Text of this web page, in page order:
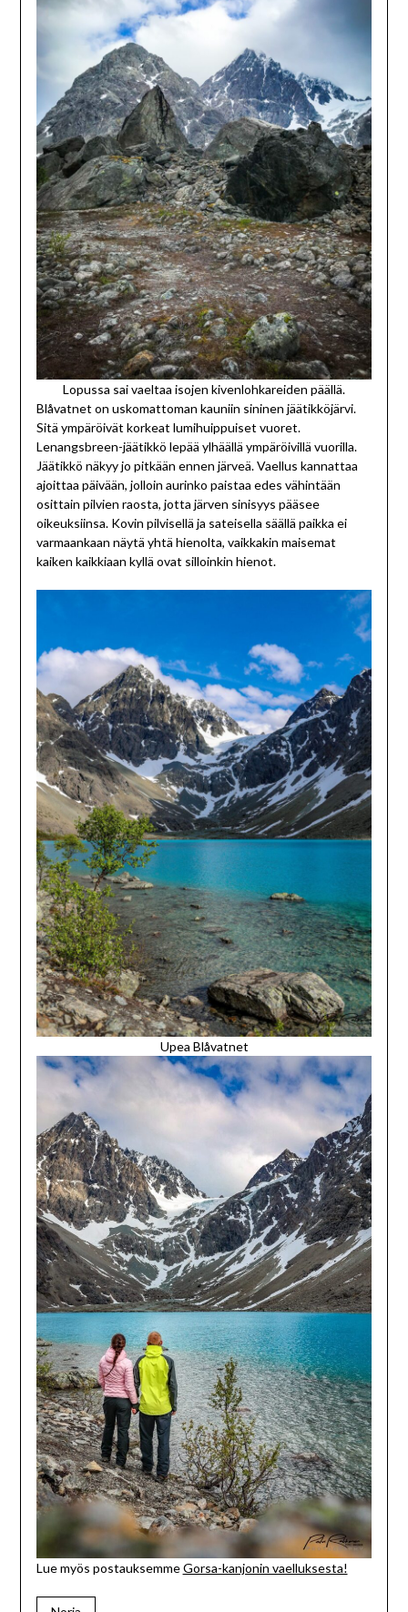
Lopussa sai vaeltaa isojen kivenlohkareiden päällä.
Blåvatnet on uskomattoman kauniin sininen jäätikköjärvi.
Sitä ympäröivät korkeat lumihuippuiset vuoret.
Lenangsbreen-jäätikkö lepää ylhäällä ympäröivillä vuorilla.
Jäätikkö näkyy jo pitkään ennen järveä. Vaellus kannattaa
ajoittaa päivään, jolloin aurinko paistaa edes vähintään
osittain pilvien raosta, jotta järven sinisyys pääsee
oikeuksiinsa. Kovin pilvisellä ja sateisella säällä paikka ei
varmaankaan näytä yhtä hienolta, vaikkakin maisemat
kaiken kaikkiaan kyllä ovat silloinkin hienot.
Upea Blåvatnet
Lue myös postauksemmeGorsa-kanjonin vaelluksesta!